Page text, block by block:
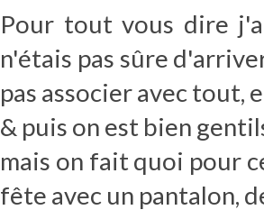
Pour tout vous dire
n'étais pas sûre
pas associer avec tout,
& puis on est bien
mais on fait quoi pour
fête avec un pantalon,